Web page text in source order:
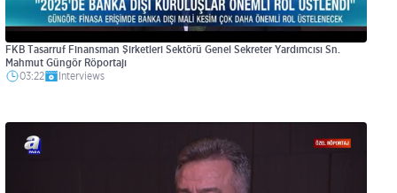
FKB Tasarruf Finansman Şirketleri Sektörü Genel Sekreter Yardımcısı Sn.
Mahmut Güngör Röportajı
03:22
Interviews